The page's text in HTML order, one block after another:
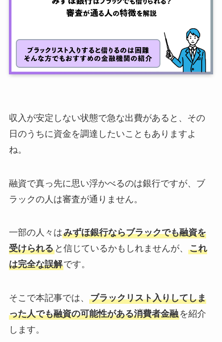
収入が安定しない状態で急な出費があると、その
日のうちに資金を調達したいこともありますよ
ね。
融資で真っ先に思い浮かべるのは銀行ですが、ブ
ラックの人は審査が通りません。
一部の人々はみずほ銀行ならブラックでも融資を
受けられると信じているかもしれませんが、 これ
は完全な誤解です。
そこで本記事では、 ブラックリスト入りしてしま
った人でも融資の可能性がある消費者金融を紹介
します。